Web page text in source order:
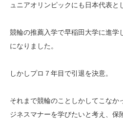
ュニアオリンピックにも日本代表と
競輪の推薦入学で早稲田大学に進学
になりました。
しかしプロ７年目で引退を決意。
それまで競輪のことしかしてこなか
ジネスマナーを学びたいと考え、保